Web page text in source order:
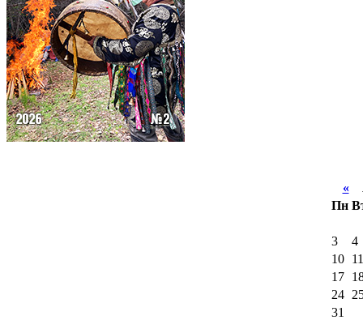
«
Пн
3
4
10
11
17
24
31